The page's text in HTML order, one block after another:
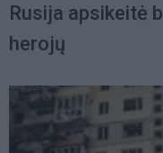
Rusija apsikeitė
herojų